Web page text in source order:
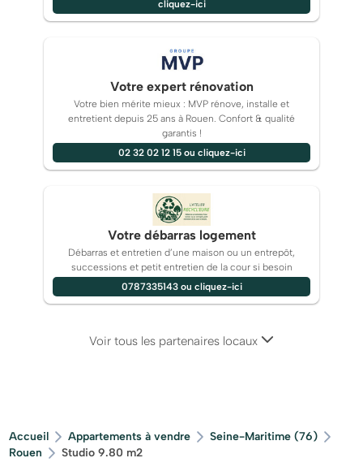
cliquez-ici
Votre expert rénovation
Votre bien mérite mieux : MVP rénove, installe et
entretient depuis 25 ans à Rouen. Confort & qualité
garantis !
02 32 02 12 15 ou cliquez-ici
Votre débarras logement
Débarras et entretien d’une maison ou un entrepôt,
successions et petit entretien de la cour si besoin
0787335143 ou cliquez-ici
Voir tous les partenaires locaux
Accueil Appartements à vendre
Seine-Maritime (76)
Rouen
Studio 9.80 m2